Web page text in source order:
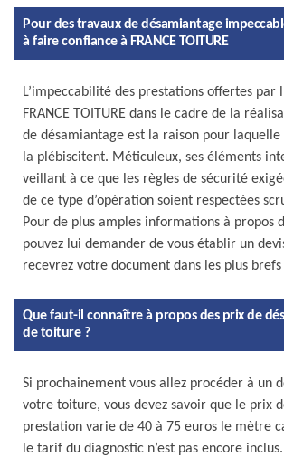
Pour des travaux de désamiantage
à faire confiance à FRANCE TOITURE
L’impeccabilité des prestations offertes par
FRANCE TOITURE dans le cadre de la
de désamiantage est la raison pour
la plébiscitent. Méticuleux, ses éléments
veillant à ce que les règles de sécurité
de ce type d’opération soient respectées
Pour de plus amples informations à propos
pouvez lui demander de vous établir un
recevrez votre document dans les plus brefs
Que faut-il connaître à propos des prix de
de toiture ?
Si prochainement vous allez procéder à un
votre toiture, vous devez savoir que le prix
prestation varie de 40 à 75 euros le mètre
le tarif du diagnostic n’est pas encore